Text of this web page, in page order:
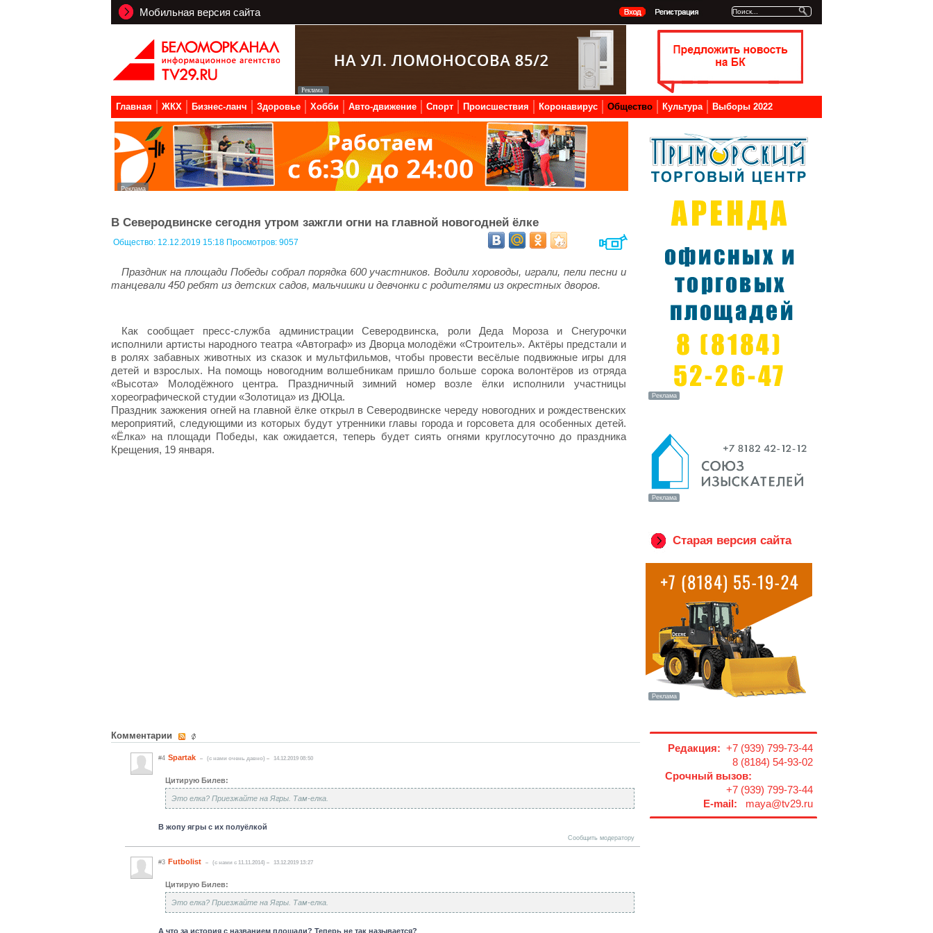
Мобильная версия сайта
Главная ЖКХ Бизнес-ланч Здоровье Хобби Авто-движение Спорт Происшествия Коронавирус Общество Культура Выборы 2022
В Северодвинске сегодня утром зажгли огни на главной новогодней ёлке
Общество: 12.12.2019 15:18 Просмотров: 9057
Праздник на площади Победы собрал порядка 600 участников. Водили хороводы, играли, пели песни и
танцевали 450 ребят из детских садов, мальчишки и девчонки с родителями из окрестных дворов.
Как сообщает пресс-служба администрации Северодвинска, роли Деда Мороза и Снегурочки
исполнили артисты народного театра «Автограф» из Дворца молодёжи «Строитель». Актёры предстали и
в ролях забавных животных из сказок и мультфильмов, чтобы провести весёлые подвижные игры для
детей и взрослых. На помощь новогодним волшебникам пришло больше сорока волонтёров из отряда
«Высота» Молодёжного центра. Праздничный зимний номер возле ёлки исполнили участницы
хореографической студии «Золотица» из ДЮЦа.
Праздник зажжения огней на главной ёлке открыл в Северодвинске череду новогодних и рождественских
мероприятий, следующими из которых будут утренники главы города и горсовета для особенных детей.
«Ёлка» на площади Победы, как ожидается, теперь будет сиять огнями круглосуточно до праздника
Крещения, 19 января.
Комментарии
#4 Spartak (c нами очень давно) 14.12.2019 08:50
Цитирую Билев:
Это елка? Приезжайте на Ягры. Там-елка.
В жопу ягры с их полуёлкой
Сообщить модератору
#3 Futbolist (c нами с 11.11.2014) 13.12.2019 13:27
Цитирую Билев:
Это елка? Приезжайте на Ягры. Там-елка.
А что за история с названием площади? Теперь не так называется?
Старая версия сайта
Редакция: +7 (939) 799-73-44
8 (8184) 54-93-02
Срочный вызов:
+7 (939) 799-73-44
E-mail: maya@tv29.ru